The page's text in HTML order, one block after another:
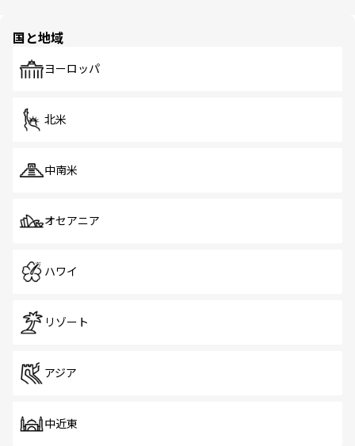
で、ホーカーズは地元の風情を楽しめる外せないスポット
国と地域
ヨーロッパ
北米
中南米
オセアニア
ハワイ
リゾート
アジア
中近東